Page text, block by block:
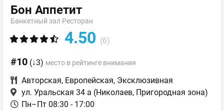
Бон Аппетит
Банкетный зал Ресторан
4.50 (6)
#10 (↓3) место в рейтинге внимания
Авторская, Европейская, Эксклюзивная
ул. Уральская 34 а (Николаев, Пригородная зона)
Пн–Пт 08:30 - 17:00